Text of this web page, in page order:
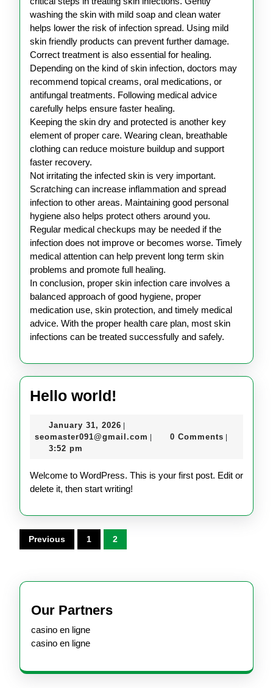
washing the skin with mild soap and clean water
helps lower the risk of infection spread. Using mild
skin friendly products can prevent further damage.
Correct treatment is also essential for healing.
Depending on the kind of skin infection, doctors may
recommend topical creams, oral medications, or
antifungal treatments. Following medical advice
carefully helps ensure faster healing.
Keeping the skin dry and protected is another key
element of proper care. Wearing clean, breathable
clothing can reduce moisture buildup and support
faster recovery.
Not irritating the infected skin is very important.
Scratching can increase inflammation and spread
infection to other areas. Maintaining good personal
hygiene also helps protect others around you.
Regular medical checkups may be needed if the
infection does not improve or becomes worse. Timely
medical attention can help prevent long term skin
problems and promote full healing.
In conclusion, proper skin infection care involves a
balanced approach of good hygiene, proper
medication use, skin protection, and timely medical
advice. With the proper health care plan, most skin
infections can be treated successfully and safely.
Hello world!
January 31, 2026 January
31,
seomaster091@gmail.com seomaster091@gmail.com
0 Comments
3:52 pm
Welcome to WordPress. This is your first post. Edit or
delete it, then start writing!
Posts
pagination
Previous 1 2
Our Partners
casino en ligne
casino en ligne